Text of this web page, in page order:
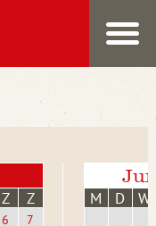
Z Z
6
7
M D W